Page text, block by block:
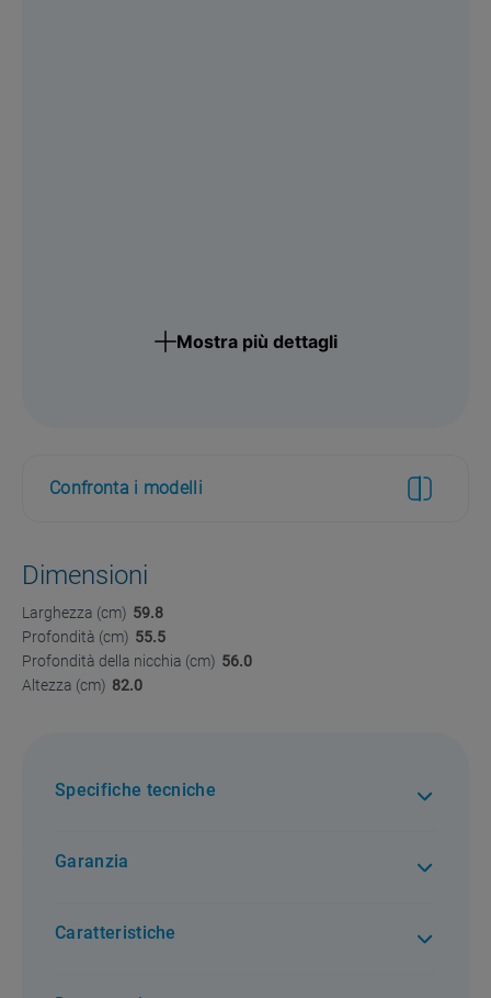
Mostra più dettagli
Confronta i modelli
Dimensioni
Larghezza (cm) 59.8
Profondità (cm) 55.5
Profondità della nicchia (cm) 56.0
Altezza (cm) 82.0
Specifiche tecniche
Garanzia
Caratteristiche